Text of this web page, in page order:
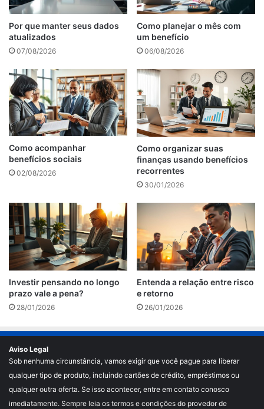
Por que manter seus dados
atualizados
07/08/2026
Como planejar o mês com
um benefício
06/08/2026
Como acompanhar
benefícios sociais
02/08/2026
Como organizar suas
finanças usando benefícios
recorrentes
30/01/2026
Investir pensando no longo
prazo vale a pena?
28/01/2026
Entenda a relação entre risco
e retorno
26/01/2026
Aviso Legal
Sob nenhuma circunstância, vamos exigir que você pague para liberar
qualquer tipo de produto, incluindo cartões de crédito, empréstimos ou
qualquer outra oferta. Se isso acontecer, entre em contato conosco
imediatamente. Sempre leia os termos e condições do provedor de